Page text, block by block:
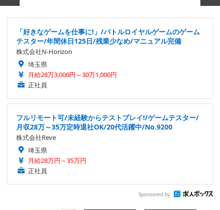
「好きなゲームを仕事に!」/バトルロイヤルゲームのゲーム
テスター/年間休日125日/残業少なめ/マニュアル完備
株式会社N-Horizon
埼玉県
月給28万3,000円～30万1,000円
正社員
フルリモート可/未経験からテストプレイ!/ゲームテスター/
月収28万～35万定時退社OK/20代活躍中/No.9200
株式会社Reve
埼玉県
月給28万円～35万円
正社員
Sponsored by